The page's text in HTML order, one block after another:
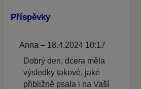
Příspěvky
Anna – 18.4.2024 10:17
Dobrý den, dcera měla
výsledky takové, jaké
přibližně psala i na Vaší